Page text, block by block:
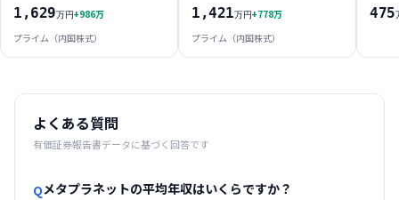
1,629万円+986万
プライム（内国株式）
1,421万円+778万
プライム（内国株式）
475
よくある質問
有価証券報告書データに基づく回答です
Qメタプラネットの平均年収はいくらですか？